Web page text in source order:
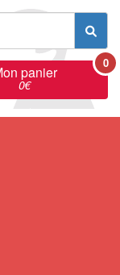
panier
0€
0